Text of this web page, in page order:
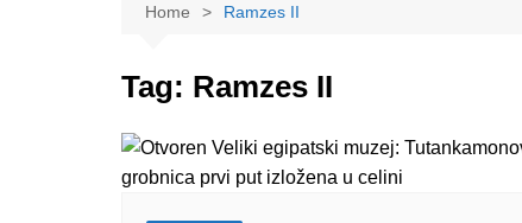
Home Ramzes II
Tag: Ramzes II